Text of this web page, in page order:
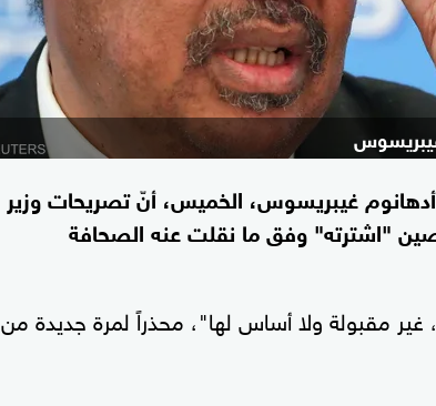
غيبريسوس، الخميس، أنّ تصريحات وزير
"اشترته" وفق ما نقلت عنه الصحافة
مقبولة ولا أساس لها"، محذراً لمرة جديدة من